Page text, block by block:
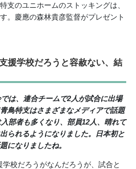
支のユニホームのストッキングは、
。慶應の森林貴彦監督がプレゼント
援学校だろうと容赦ない、結
は、連合チームで2人が試合に出場
鳥特支はさまざまなメディアで話題
部者も多くなり、部員12人、晴れて
られるようになりました。日本初と
になりましたね。
学校だろうがなんだろうが、試合と